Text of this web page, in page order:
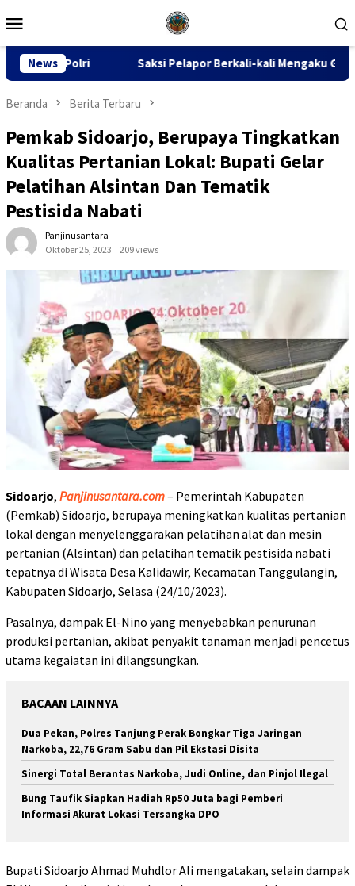
ke
Mobile
News
Saksi Pelapor Berkali-kali Mengaku Gak Tahu, Kuasa Hukum
Beranda Berita Terbaru
Pemkab Sidoarjo, Berupaya Tingkatkan
Kualitas Pertanian Lokal: Bupati Gelar
Pelatihan Alsintan Dan Tematik
Pestisida Nabati
Panjinusantara
Oktober 25, 2023
209 views
Sidoarjo, Panjinusantara.com– Pemerintah Kabupaten
(Pemkab) Sidoarjo, berupaya meningkatkan kualitas pertanian
lokal dengan menyelenggarakan pelatihan alat dan mesin
pertanian (Alsintan) dan pelatihan tematik pestisida nabati
tepatnya di Wisata Desa Kalidawir, Kecamatan Tanggulangin,
Kabupaten Sidoarjo, Selasa (24/10/2023).
Pasalnya, dampak El-Nino yang menyebabkan penurunan
produksi pertanian, akibat penyakit tanaman menjadi pencetus
utama kegaiatan ini dilangsungkan.
BACAAN LAINNYA
Dua Pekan, Polres Tanjung Perak Bongkar Tiga Jaringan
Narkoba, 22,76 Gram Sabu dan Pil Ekstasi Disita
Sinergi Total Berantas Narkoba, Judi Online, dan Pinjol Ilegal
Bung Taufik Siapkan Hadiah Rp50 Juta bagi Pemberi
Informasi Akurat Lokasi Tersangka DPO
Bupati Sidoarjo Ahmad Muhdlor Ali mengatakan, selain dampak